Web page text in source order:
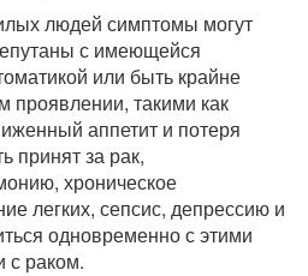
людей симптомы могут
с имеющейся
или быть крайне
такими как
аппетит и потеря
принят за рак,
хроническое
легких, сепсис, депрессию и
одновременно с этими
с раком.